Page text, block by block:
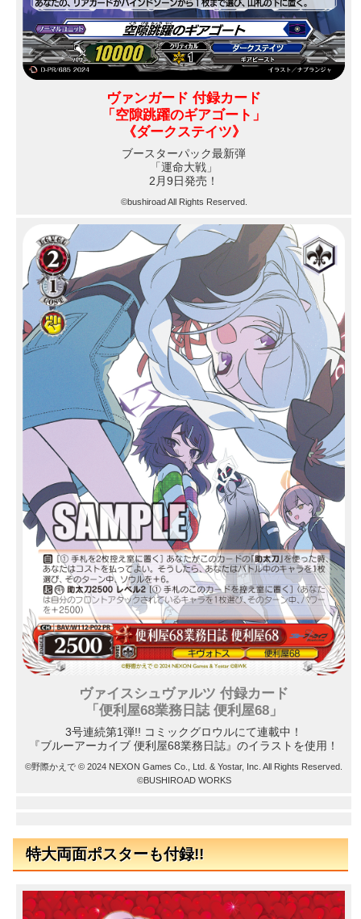
ヴァンガード 付録カード
「空隙跳躍のギアゴート」
《ダークステイツ》
ブースターパック最新弾
「運命大戦」
2月9日発売！
©bushiroad All Rights Reserved.
ヴァイスシュヴァルツ 付録カード
「便利屋68業務日誌 便利屋68」
3号連続第1弾!! コミックグロウルにて連載中！
『ブルーアーカイブ 便利屋68業務日誌』のイラストを使用！
©野際かえで © 2024 NEXON Games Co., Ltd. & Yostar, Inc. All Rights Reserved.
©BUSHIROAD WORKS
特大両面ポスターも付録!!